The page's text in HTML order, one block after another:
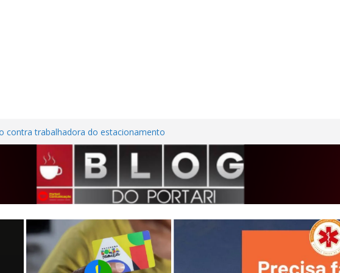
contra trabalhadora do estacionamento
Frutal
Nordestina
casa desabitada e furtam bicicleta,
no Centro de Frutal
em investimentos, obras de melhoria
em ritmo avançado